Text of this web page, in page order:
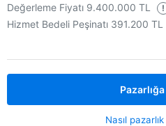
Değerleme Fiyatı 9.400.000 TL !
Hizmet Bedeli Peşinatı 391.200 TL
Nasıl